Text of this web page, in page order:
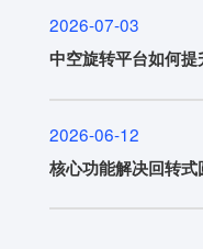
2026-07-03
中空旋转平台如何
2026-06-12
核心功能解决回转